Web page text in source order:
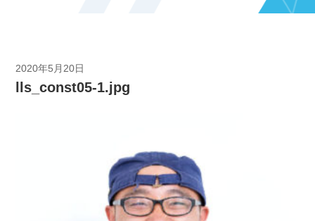
2020年5月20日
lls_const05-1.jpg